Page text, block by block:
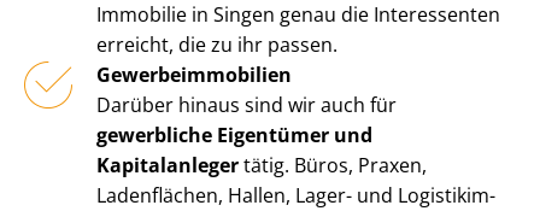
Immobilie in Singen genau die Interessenten
erreicht, die zu ihr passen.
Ge­wer­be­im­mo­bi­li­en
Darüber hinaus sind wir auch für
gewerbliche Eigentümer und
Kapitalanlegertätig. Büros, Praxen,
Ladenflächen, Hallen, Lager- und Lo­gis­tik­im­